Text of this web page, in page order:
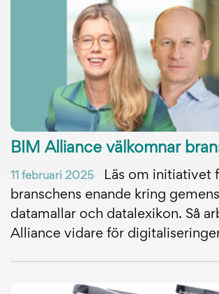
BIM Alliance välkomnar
11 februari 2025
Läs om initiativet
branschens enande kring
datamallar och datalexikon. Så
Alliance vidare för